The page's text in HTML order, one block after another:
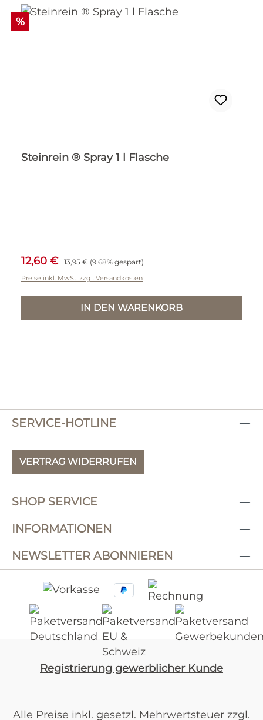
Rabatt
%
Steinrein ® Spray 1 l Flasche
Verkaufspreis:
12,60 € Regulärer Preis:
13,95 € (9.68% gespart)
Preise inkl. MwSt. zzgl. Versandkosten
IN DEN WARENKORB
SERVICE-HOTLINE
VERTRAG WIDERRUFEN
SHOP SERVICE
INFORMATIONEN
NEWSLETTER ABONNIEREN
Registrierung gewerblicher Kunde
Alle Preise inkl. gesetzl. Mehrwertsteuer zzgl.